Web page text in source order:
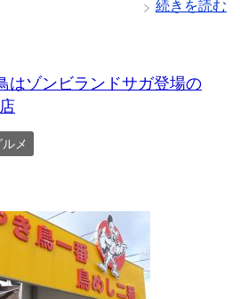
続きを読む
はゾンビランドサガ登場の
メ